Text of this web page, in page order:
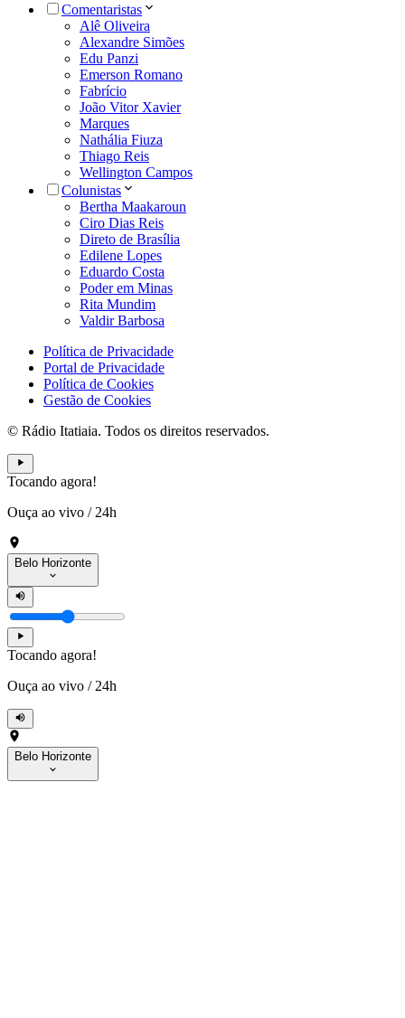
Comentaristas
Alê Oliveira
Alexandre Simões
Edu Panzi
Emerson Romano
Fabrício
João Vitor Xavier
Marques
Nathália Fiuza
Thiago Reis
Wellington Campos
Colunistas
Bertha Maakaroun
Ciro Dias Reis
Direto de Brasília
Edilene Lopes
Eduardo Costa
Poder em Minas
Rita Mundim
Valdir Barbosa
Política de Privacidade
Portal de Privacidade
Política de Cookies
Gestão de Cookies
© Rádio Itatiaia. Todos os direitos reservados.
Tocando agora!
Ouça ao vivo / 24h
Belo Horizonte
Tocando agora!
Ouça ao vivo / 24h
Belo Horizonte